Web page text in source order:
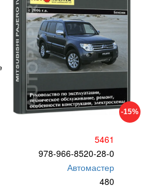
-15%
5461
978-966-8520-28-0
Автомастер
480